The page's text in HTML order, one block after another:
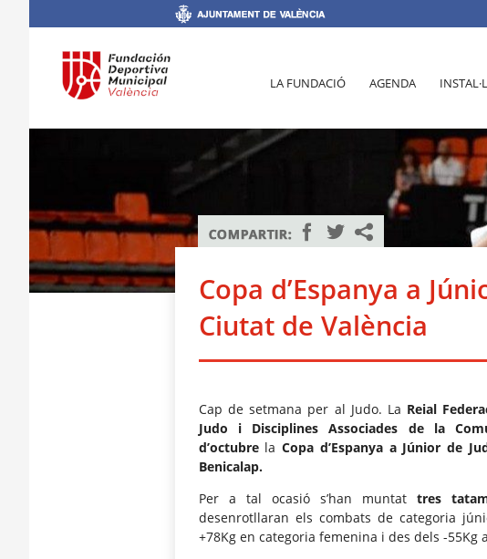
LA FUNDACIÓ AGENDA
Copa d’Espanya a
Ciutat de València
Cap de setmana per al Judo. La Reial
Judo i Disciplines Associades de la
d’octubrelaCopa d’Espanya a Júnior de
Benicalap.
Per a tal ocasió s’han muntat tres
desenrotllaran els combats de categoria
+78Kg en categoria femenina i des dels -55Kg